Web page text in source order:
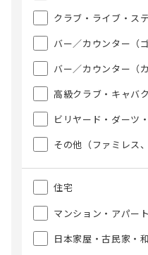
クラブ・ライブ・ス
バー／カウンター（
バー／カウンター（
高級クラブ・キャバ
ビリヤード・ダーツ
その他（ファミレス
住宅
マンション・アパート
日本家屋・古民家・